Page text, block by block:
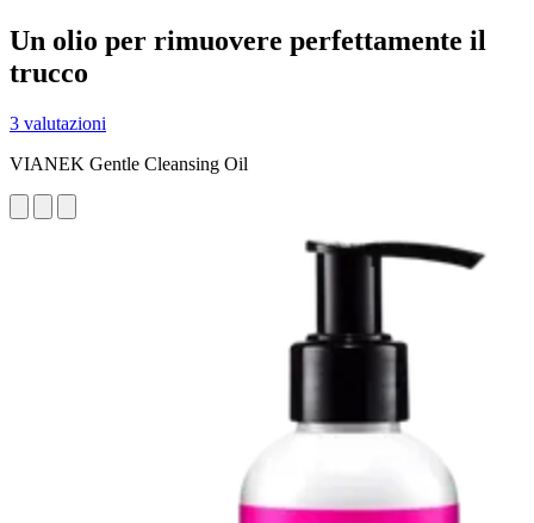
Un olio per rimuovere perfettamente il
trucco
3 valutazioni
VIANEK Gentle Cleansing Oil